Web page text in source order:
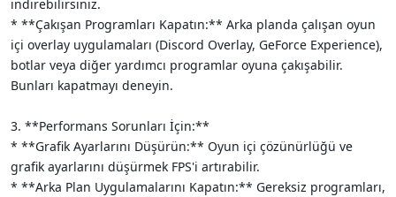
indirebilirsiniz.
* **Çakışan Programları Kapatın:** Arka planda çalışan oyun
içi overlay uygulamaları (Discord Overlay, GeForce Experience),
botlar veya diğer yardımcı programlar oyuna çakışabilir.
Bunları kapatmayı deneyin.
3. **Performans Sorunları İçin:**
* **Grafik Ayarlarını Düşürün:** Oyun içi çözünürlüğü ve
grafik ayarlarını düşürmek FPS'i artırabilir.
* **Arka Plan Uygulamalarını Kapatın:** Gereksiz programları,